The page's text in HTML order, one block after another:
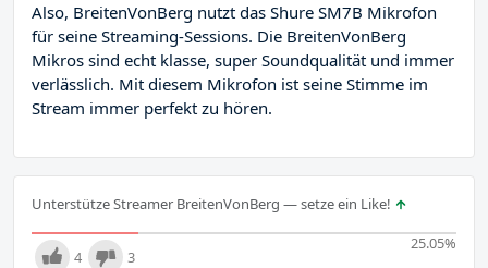
Also, BreitenVonBerg nutzt das Shure SM7B Mikrofon
für seine Streaming-Sessions. Die BreitenVonBerg
Mikros sind echt klasse, super Soundqualität und immer
verlässlich. Mit diesem Mikrofon ist seine Stimme im
Stream immer perfekt zu hören.
Unterstütze Streamer BreitenVonBerg — setze ein Like!
25.05%
4 3